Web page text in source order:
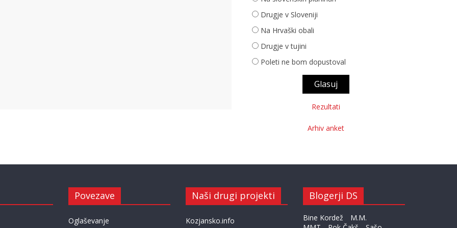
Drugje v Sloveniji
Na Hrvaški obali
Drugje v tujini
Poleti ne bom dopustoval
Rezultati
Arhiv anket
Povezave
Oglaševanje
Naši drugi projekti
Kozjansko.info
Blogerji DS
Bine Kordež
M.M.